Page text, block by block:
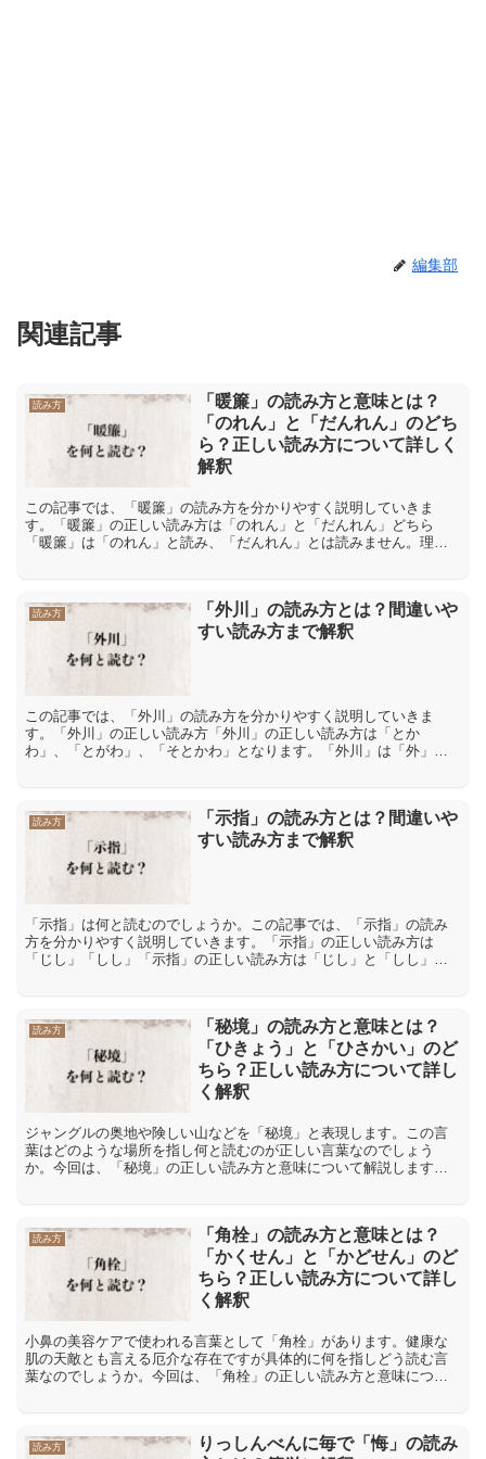
編集部
関連記事
読み方
「暖簾」の読み方と意味とは？
「のれん」と「だんれん」のどち
ら？正しい読み方について詳しく
解釈
この記事では、「暖簾」の読み方を分かりやすく説明していきま
す。「暖簾」の正しい読み方は「のれん」と「だんれん」どちら
「暖簾」は「のれん」と読み、「だんれん」とは読みません。理由
読み方
「外川」の読み方とは？間違いや
すい読み方まで解釈
この記事では、「外川」の読み方を分かりやすく説明していきま
す。「外川」の正しい読み方「外川」の正しい読み方は「とか
わ」、「とがわ」、「そとかわ」となります。「外川」は「外」を
読み方
「示指」の読み方とは？間違いや
すい読み方まで解釈
「示指」は何と読むのでしょうか。この記事では、「示指」の読み
方を分かりやすく説明していきます。「示指」の正しい読み方は
「じし」「しし」「示指」の正しい読み方は「じし」と「しし」で
読み方
「秘境」の読み方と意味とは？
「ひきょう」と「ひさかい」のど
ちら？正しい読み方について詳し
く解釈
ジャングルの奥地や険しい山などを「秘境」と表現します。この言
葉はどのような場所を指し何と読むのが正しい言葉なのでしょう
か。今回は、「秘境」の正しい読み方と意味について解説します。
読み方
「角栓」の読み方と意味とは？
「かくせん」と「かどせん」のど
ちら？正しい読み方について詳し
く解釈
小鼻の美容ケアで使われる言葉として「角栓」があります。健康な
肌の天敵とも言える厄介な存在ですが具体的に何を指しどう読む言
葉なのでしょうか。今回は、「角栓」の正しい読み方と意味につい
読み方
りっしんべんに毎で「悔」の読み